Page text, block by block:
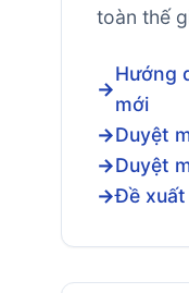
toàn thế
Hướng
mới
Duyệt
Duyệt
Đề xuất